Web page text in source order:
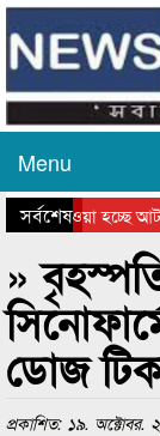
Menu
সর্বশেষ
যাওয়া হচ্ছে
পুরস্কার বিতরণ
»
ডোজ
প্রকাশিত: ১৯. অক্টোবর.